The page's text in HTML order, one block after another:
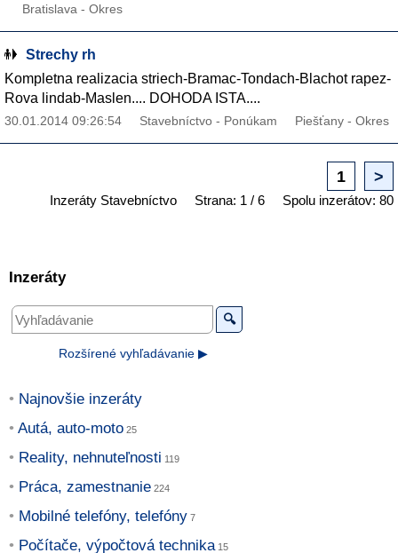
Bratislava - Okres
Strechy rh
Kompletna realizacia striech-Bramac-Tondach-Blachot rapez-
Rova lindab-Maslen.... DOHODA ISTA....
30.01.2014 09:26:54 Stavebníctvo - Ponúkam Piešťany - Okres
1 >
Inzeráty Stavebníctvo Strana: 1 / 6 Spolu inzerátov: 80
Inzeráty
🔍
Rozšírené vyhľadávanie ▶
Najnovšie inzeráty
Autá, auto-moto
Reality, nehnuteľnosti
Práca, zamestnanie
Mobilné telefóny, telefóny
Počítače, výpočtová technika